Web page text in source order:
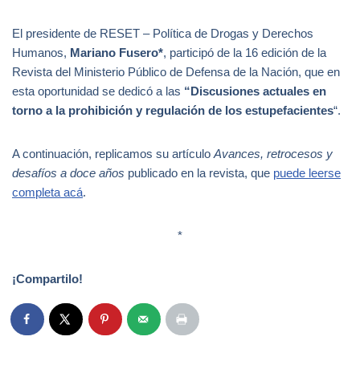
El presidente de RESET – Política de Drogas y Derechos
Humanos, Mariano Fusero*, participó de la 16 edición de la
Revista del Ministerio Público de Defensa de la Nación, que en
esta oportunidad se dedicó a las “Discusiones actuales en
torno a la prohibición y regulación de los estupefacientes“.
A continuación, replicamos su artículo Avances, retrocesos y
desafíos a doce años publicado en la revista, que puede leerse
completa acá.
*
¡Compartilo!